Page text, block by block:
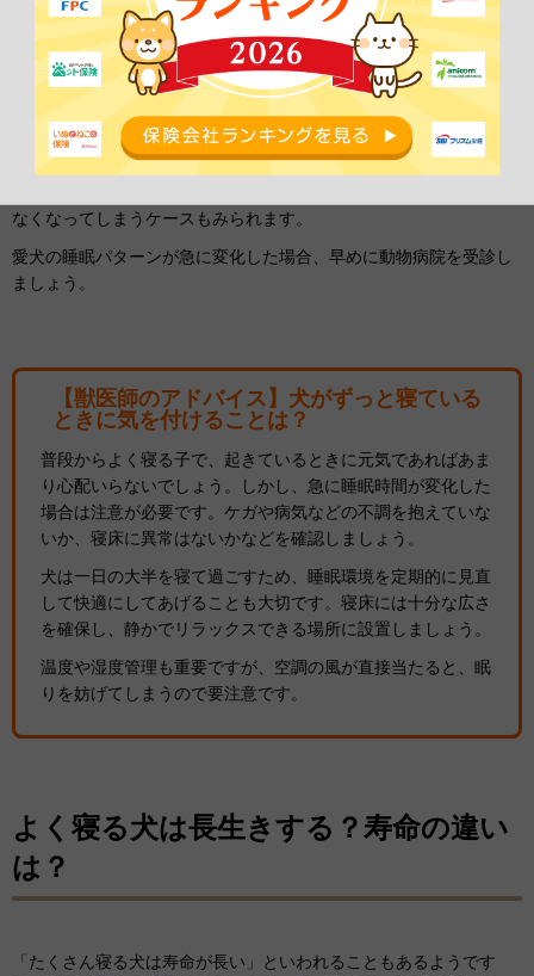
犬が急に寝てばかりになったら注意！
特別疲れているはずはないのに、愛犬が 急に寝てばかりになってし
です。わかりづらいですが体調不良を訴えているの
なくなってしまうケースもみられます。
愛犬の睡眠パターンが急に変化した場合、早めに動物病院を受診し
ましょう。
【獣医師のアドバイス】犬がずっと寝ている
ときに気を付けることは？
普段からよく寝る子で、起きているときに元気であればあま
り心配いらないでしょう。しかし、急に睡眠時間が変化した
場合は注意が必要です。ケガや病気などの不調を抱えていな
いか、寝床に異常はないかなどを確認しましょう。
犬は一日の大半を寝て過ごすため、睡眠環境を定期的に見直
して快適にしてあげることも大切です。寝床には十分な広さ
を確保し、静かでリラックスできる場所に設置しましょう。
温度や湿度管理も重要ですが、空調の風が直接当たると、眠
りを妨げてしまうので要注意です。
よく寝る犬は長生きする？寿命の違い
は？
「たくさん寝る犬は寿命が長い」といわれることもあるようです